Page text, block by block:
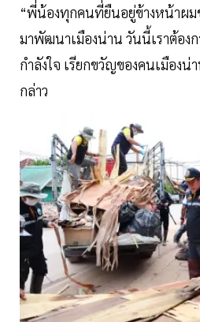
“พี่น้องทุกคนที่ยืนอยู่ข้างหน้าผม
มาพัฒนาเมืองน่าน วันนี้เราต้อง
กำลังใจ เรียกขวัญของคนเมืองน่
กล่าว